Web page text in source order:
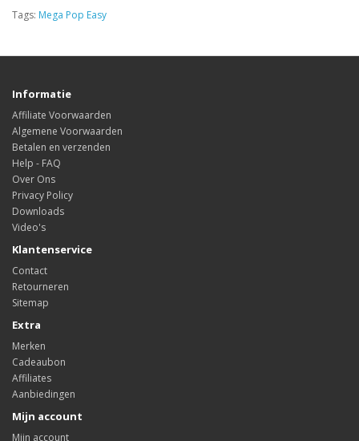
Tags: Mega Pop Easy
Informatie
Affiliate Voorwaarden
Algemene Voorwaarden
Betalen en verzenden
Help - FAQ
Over Ons
Privacy Policy
Downloads
Video's
Klantenservice
Contact
Retourneren
Sitemap
Extra
Merken
Cadeaubon
Affiliates
Aanbiedingen
Mijn account
Mijn account